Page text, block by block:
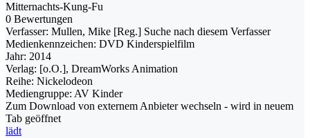
Mitternachts-Kung-Fu
0 Bewertungen
Verfasser: Mullen, Mike [Reg.] Suche nach diesem Verfasser
Medienkennzeichen: DVD Kinderspielfilm
Jahr: 2014
Verlag: [o.O.], DreamWorks Animation
Reihe: Nickelodeon
Mediengruppe: AV Kinder
Zum Download von externem Anbieter wechseln - wird in neuem
Tab geöffnet
lädt